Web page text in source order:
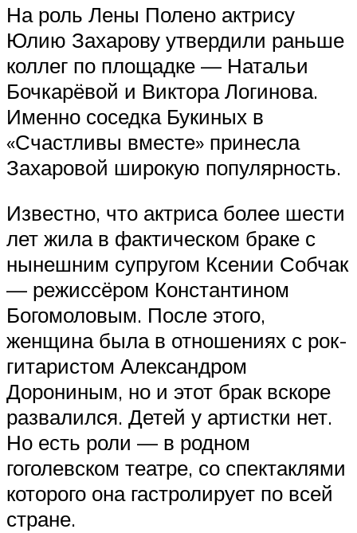
На роль Лены Полено актрису
Юлию Захарову утвердили раньше
коллег по площадке — Натальи
Бочкарёвой и Виктора Логинова.
Именно соседка Букиных в
«Счастливы вместе» принесла
Захаровой широкую популярность.
Известно, что актриса более шести
лет жила в фактическом браке с
нынешним супругом Ксении Собчак
— режиссёром Константином
Богомоловым. После этого,
женщина была в отношениях с рок-
гитаристом Александром
Дорониным, но и этот брак вскоре
развалился. Детей у артистки нет.
Но есть роли — в родном
гоголевском театре, со спектаклями
которого она гастролирует по всей
стране.